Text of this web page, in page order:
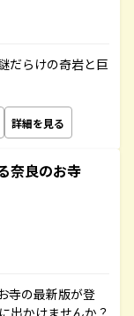
だらけの奇岩と巨
詳細を見る
奈良のお寺
寺の最新版が登
出かけませんか？